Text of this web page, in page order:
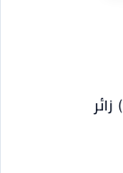
) زائر